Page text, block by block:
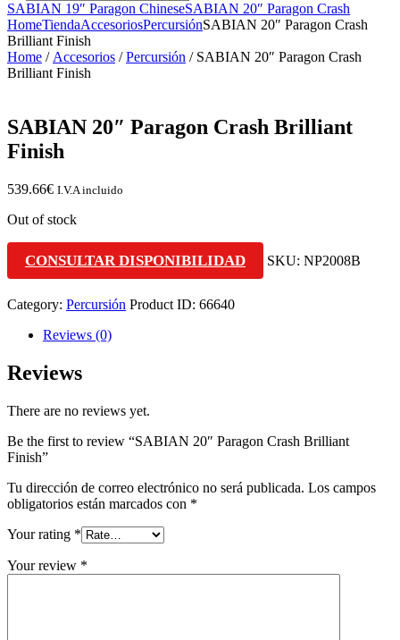
SABIAN 19″ Paragon ChineseSABIAN 20″ Paragon Crash
HomeTiendaAccesoriosPercursiónSABIAN 20″ Paragon Crash
Brilliant Finish
Home / Accesorios /Percursión / SABIAN 20″ Paragon Crash
Brilliant Finish
SABIAN 20″ Paragon Crash Brilliant
Finish
539.66€ I.V.A incluido
Out of stock
CONSULTAR DISPONIBILIDAD SKU: NP2008B
Category: Percursión Product ID: 66640
Reviews (0)
Reviews
There are no reviews yet.
Be the first to review “SABIAN 20″ Paragon Crash Brilliant
Finish”
Tu dirección de correo electrónico no será publicada. Los campos
obligatorios están marcados con *
Your rating *
Your review *